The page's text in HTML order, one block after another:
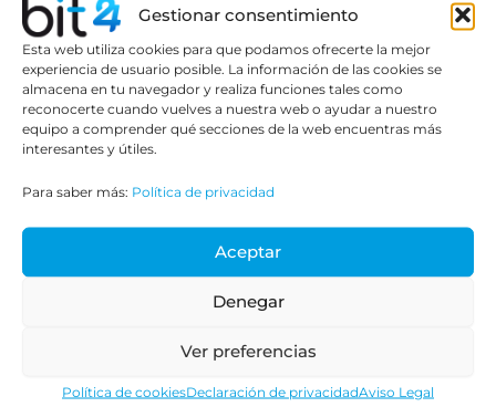
Gestionar consentimiento
Esta web utiliza cookies para que podamos ofrecerte la mejor
experiencia de usuario posible. La información de las cookies se
almacena en tu navegador y realiza funciones tales como
reconocerte cuando vuelves a nuestra web o ayudar a nuestro
equipo a comprender qué secciones de la web encuentras más
interesantes y útiles.
Para saber más: Política de privacidad
Aceptar
Denegar
Ver preferencias
Política de cookiesDeclaración de privacidadAviso Legal
que te hace la vida más fácil al
importar datos desde Excel
(.xlsx) directamente a los
procesos inteligentes de tu CRM
en Bitrix24. Es perfecta para
automatizar la entrada de datos
y asegurarte de que todo